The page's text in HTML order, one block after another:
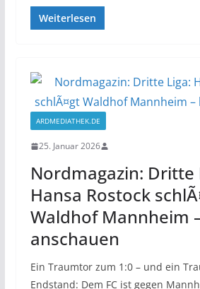
Weiterlesen
ARDMEDIATHEK.DE
25. Januar 2026
Nordmagazin: Dritte
Hansa Rostock
Waldhof Mannheim
anschauen
Ein Traumtor zum 1:0 – und ein
Endstand: Dem FC ist gegen